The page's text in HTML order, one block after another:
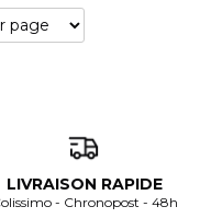
LIVRAISON RAPIDE
- Chronopost - 48h